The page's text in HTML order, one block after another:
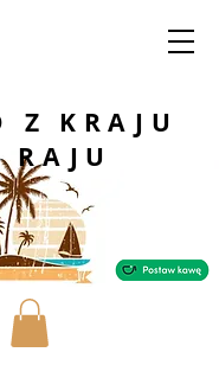
Z KRAJU
RAJU